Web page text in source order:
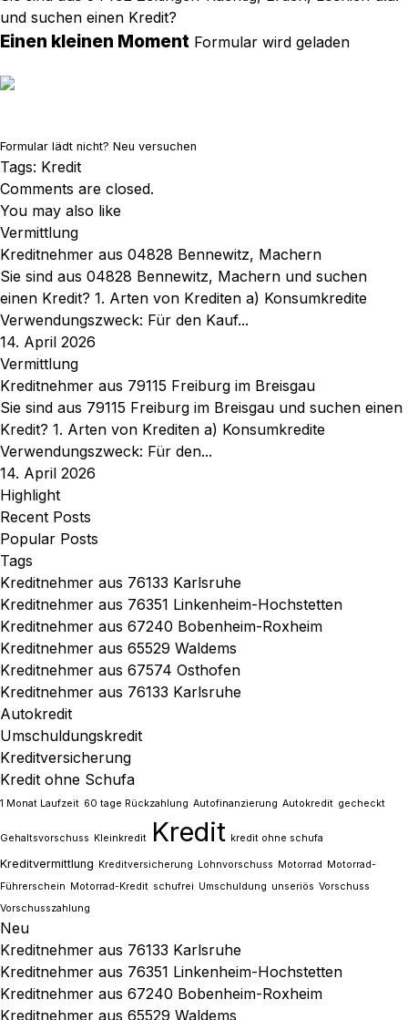
und suchen einen Kredit?
Einen kleinen Moment Formular wird geladen
Formular lädt nicht? Neu versuchen
Tags: Kredit
Comments are closed.
You may also like
Vermittlung
Kreditnehmer aus 04828 Bennewitz, Machern
Sie sind aus 04828 Bennewitz, Machern und suchen
einen Kredit? 1. Arten von Krediten a) Konsumkredite
Verwendungszweck: Für den Kauf...
14. April 2026
Vermittlung
Kreditnehmer aus 79115 Freiburg im Breisgau
Sie sind aus 79115 Freiburg im Breisgau und suchen einen
Kredit? 1. Arten von Krediten a) Konsumkredite
Verwendungszweck: Für den...
14. April 2026
Highlight
Recent Posts
Popular Posts
Tags
Kreditnehmer aus 76133 Karlsruhe
Kreditnehmer aus 76351 Linkenheim-Hochstetten
Kreditnehmer aus 67240 Bobenheim-Roxheim
Kreditnehmer aus 65529 Waldems
Kreditnehmer aus 67574 Osthofen
Kreditnehmer aus 76133 Karlsruhe
Autokredit
Umschuldungskredit
Kreditversicherung
Kredit ohne Schufa
1 Monat Laufzeit 60 tage Rückzahlung Autofinanzierung Autokredit gecheckt
Gehaltsvorschuss Kleinkredit Kredit kredit ohne schufa
Kreditvermittlung Kreditversicherung Lohnvorschuss Motorrad Motorrad-
Führerschein Motorrad-Kredit schufrei Umschuldung unseriös Vorschuss
Vorschusszahlung
Neu
Kreditnehmer aus 76133 Karlsruhe
Kreditnehmer aus 76351 Linkenheim-Hochstetten
Kreditnehmer aus 67240 Bobenheim-Roxheim
Kreditnehmer aus 65529 Waldems